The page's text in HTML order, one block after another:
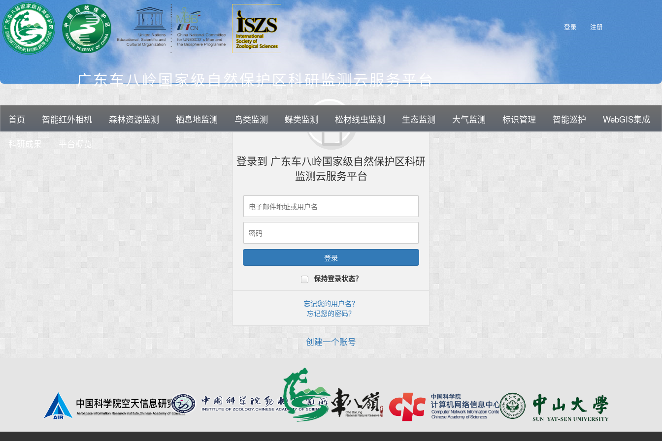
广东车八岭国家级自然保护区科研监测云服务平台
登录 注册
首页 智能红外相机 森林资源监测 栖息地监测 鸟类监测 蝶类监测 松材线虫监测 生态监测 大气监测 标识管理 智能巡护
WebGIS集成
科研成果
平台概览
登录到 广东车八岭国家级自然保护区科研
监测云服务平台
保持登录状态？
忘记您的用户名？
忘记您的密码？
创建一个账号